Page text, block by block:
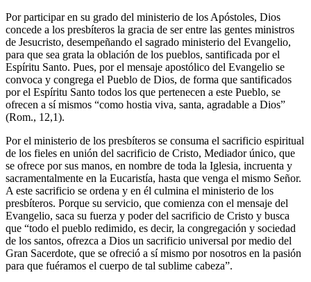
Por participar en su grado del ministerio de los Apóstoles, Dios
concede a los presbíteros la gracia de ser entre las gentes ministros
de Jesucristo, desempeñando el sagrado ministerio del Evangelio,
para que sea grata la oblación de los pueblos, santificada por el
Espíritu Santo. Pues, por el mensaje apostólico del Evangelio se
convoca y congrega el Pueblo de Dios, de forma que santificados
por el Espíritu Santo todos los que pertenecen a este Pueblo, se
ofrecen a sí mismos “como hostia viva, santa, agradable a Dios”
(Rom., 12,1).
Por el ministerio de los presbíteros se consuma el sacrificio espiritual
de los fieles en unión del sacrificio de Cristo, Mediador único, que
se ofrece por sus manos, en nombre de toda la Iglesia, incruenta y
sacramentalmente en la Eucaristía, hasta que venga el mismo Señor.
A este sacrificio se ordena y en él culmina el ministerio de los
presbíteros. Porque su servicio, que comienza con el mensaje del
Evangelio, saca su fuerza y poder del sacrificio de Cristo y busca
que “todo el pueblo redimido, es decir, la congregación y sociedad
de los santos, ofrezca a Dios un sacrificio universal por medio del
Gran Sacerdote, que se ofreció a sí mismo por nosotros en la pasión
para que fuéramos el cuerpo de tal sublime cabeza”.